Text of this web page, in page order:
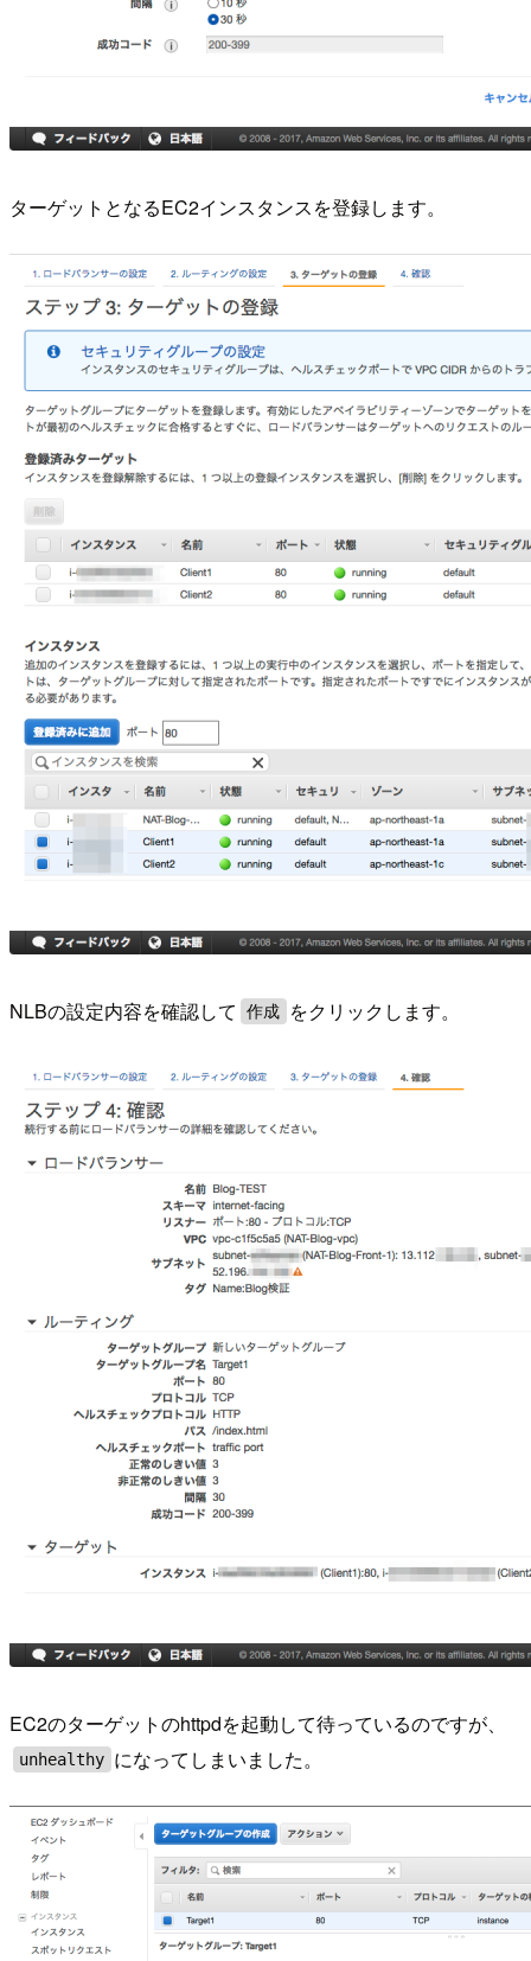
ターゲットとなるEC2インスタンスを登録します。
NLBの設定内容を確認して 作成 をクリックします。
EC2のターゲットのhttpdを起動して待っているのですが、
unhealthy になってしまいました。